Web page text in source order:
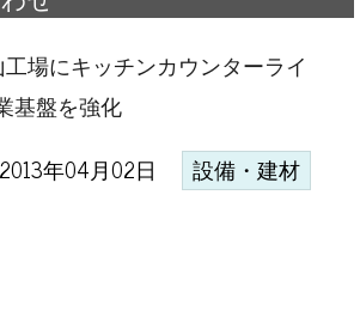
場にキッチンカウンターライ
基盤を強化
2013年04月02日 設備・建材